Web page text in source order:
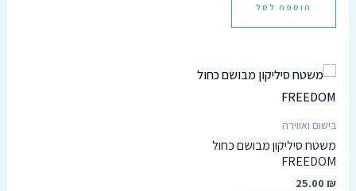
הוספה לסל
בישום ואווירה
משטח סיליקון מבושם כחול
FREEDOM
25.00₪